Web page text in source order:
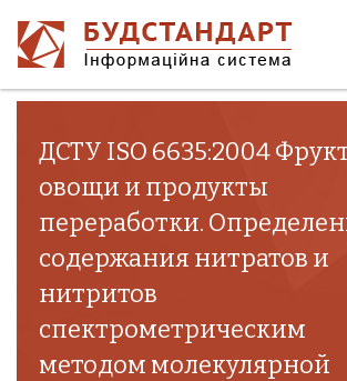
ДСТУ ISO 6635:2004
овощи и продукты
переработки.
содержания нитратов и
нитритов
спектрометрическим
методом молекулярной